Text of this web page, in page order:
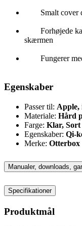
Smalt cover
Forhøjede
skærmen
Fungerer
Egenskaber
Passer til: Apple,
Materiale: Hård
Farge: Klar, Sort
Egenskaber: Qi-
Merke: Otterbox
Manualer, downloads,
Specifikationer
Produktmål